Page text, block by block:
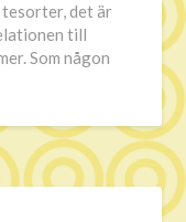
det är
till
Som någon